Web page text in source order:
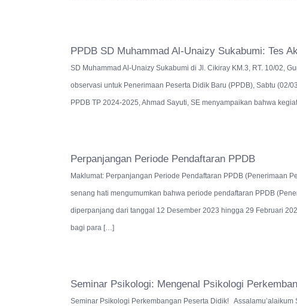
PPDB SD Muhammad Al-Unaizy Sukabumi: Tes
SD Muhammad Al-Unaizy Sukabumi di Jl. Cikiray KM.3, RT. 10/02,
observasi untuk Penerimaan Peserta Didik Baru (PPDB), Sabtu
PPDB TP 2024-2025, Ahmad Sayuti, SE menyampaikan bahwa
Perpanjangan Periode Pendaftaran PPDB
Maklumat: Perpanjangan Periode Pendaftaran PPDB (Penerimaan
senang hati mengumumkan bahwa periode pendaftaran PPDB
diperpanjang dari tanggal 12 Desember 2023 hingga 29 Februari
bagi para […]
Seminar Psikologi: Mengenal Psikologi
Seminar Psikologi Perkembangan Peserta Didik!